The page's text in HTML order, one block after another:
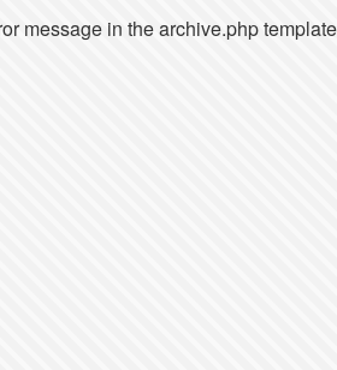
message in the archive.php template.